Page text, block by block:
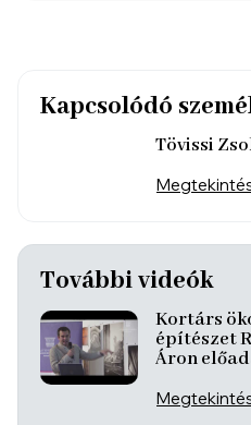
Kapcsolódó
Tövissi
További videók
Kortárs
építészet
Áron